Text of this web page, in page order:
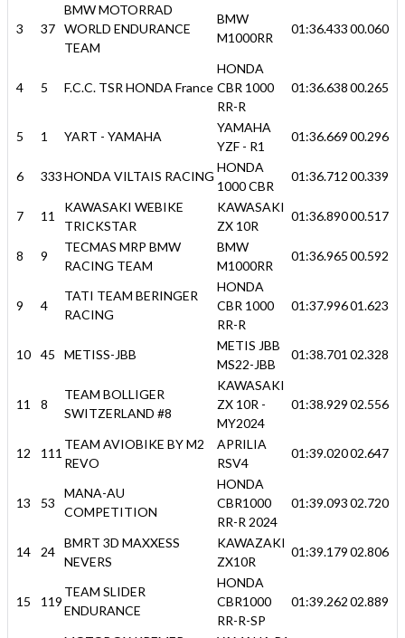
3 37
BMW MOTORRAD
WORLD ENDURANCE
TEAM
BMW
M1000RR
01:36.43300.060
4 5 F.C.C. TSR HONDA France
HONDA
CBR 1000
RR-R
01:36.63800.265
5 1 YART - YAMAHA
YAMAHA
YZF - R1
01:36.66900.296
6 333HONDA VILTAIS RACING
HONDA
1000 CBR
01:36.71200.339
7 11
KAWASAKI WEBIKE
TRICKSTAR
KAWASAKI
ZX 10R
01:36.89000.517
8 9
TECMAS MRP BMW
RACING TEAM
BMW
M1000RR
01:36.96500.592
9 4
TATI TEAM BERINGER
RACING
HONDA
CBR 1000
RR-R
01:37.99601.623
10 45 METISS-JBB
METIS JBB
MS22-JBB
01:38.701 02.328
11 8
TEAM BOLLIGER
SWITZERLAND #8
KAWASAKI
ZX 10R -
MY2024
01:38.92902.556
12 111
TEAM AVIOBIKE BY M2
REVO
APRILIA
RSV4
01:39.02002.647
13 53
MANA-AU
COMPETITION
HONDA
CBR1000
RR-R 2024
01:39.09302.720
14 24
BMRT 3D MAXXESS
NEVERS
KAWAZAKI
ZX10R
01:39.17902.806
15 119
TEAM SLIDER
ENDURANCE
HONDA
CBR1000
RR-R-SP
01:39.26202.889